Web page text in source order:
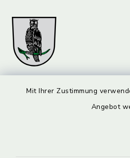
Mit Ihrer Zustimmung
Angebot
Markt Marktzeuln
09574 6236-0